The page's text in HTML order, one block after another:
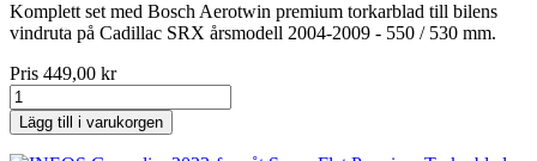
Komplett set med Bosch Aerotwin premium torkarblad till bilens
vindruta på Cadillac SRX årsmodell 2004-2009 - 550 / 530 mm.
Pris 449,00 kr
Lägg till i varukorgen